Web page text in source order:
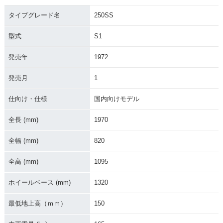
タイプグレード名 250SS
型式 S1
発売年 1972
発売月 1
仕向け・仕様 国内向けモデル
全長 (mm) 1970
全幅 (mm) 820
全高 (mm) 1095
ホイールベース (mm) 1320
最低地上高（ｍｍ） 150